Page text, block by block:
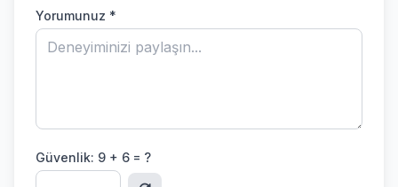
Yorumunuz *
Güvenlik: 9 + 6 = ?